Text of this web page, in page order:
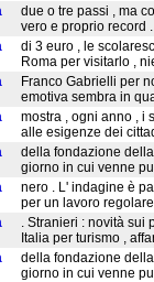
due o tre passi , ma
vero e proprio record
di 3 euro , le
Roma per visitarlo ,
Franco Gabrielli per
emotiva sembra in
mostra , ogni anno , i
alle esigenze dei
della fondazione
giorno in cui venne
nero . L' indagine è
per un lavoro
. Stranieri : novità sui
Italia per turismo ,
della fondazione
giorno in cui venne